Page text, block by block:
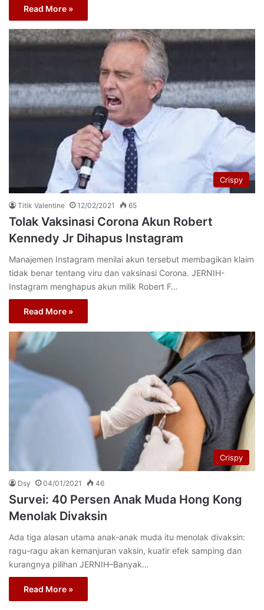
Read More »
Crispy
Titik Valentine 12/02/2021 65
Tolak Vaksinasi Corona Akun Robert
Kennedy Jr Dihapus Instagram
Manajemen Instagram menilai akun tersebut membagikan klaim
tidak benar tentang viru dan vaksinasi Corona. JERNIH-
Instagram menghapus akun milik Robert F…
Read More »
Crispy
Dsy 04/01/2021 46
Survei: 40 Persen Anak Muda Hong Kong
Menolak Divaksin
Ada tiga alasan utama anak-anak muda itu menolak divaksin:
ragu-ragu akan kemanjuran vaksin, kuatir efek samping dan
kurangnya pilihan JERNIH–Banyak…
Read More »